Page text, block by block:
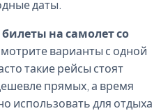
даты.
билеты на самолет со
варианты с одной
такие рейсы стоят
прямых, а время
использовать для отдыха